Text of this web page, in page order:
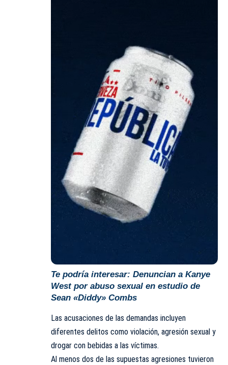
Te podría interesar: Denuncian a Kanye
West por abuso sexual en estudio de
Sean «Diddy» Combs
Las acusaciones de las demandas incluyen
diferentes delitos como violación, agresión sexual y
drogar con bebidas a las víctimas.
Al menos dos de las supuestas agresiones tuvieron